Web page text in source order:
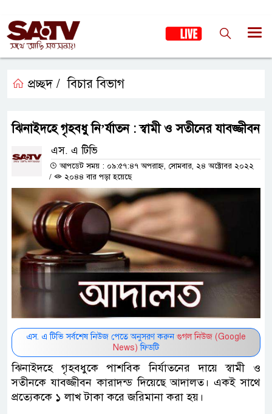
প্রচ্ছদ / বিচার বিভাগ
ঝিনাইদহে গৃহবধু নি’র্যাতন : স্বামী ও সতীনের যাবজ্জীবন
এস. এ টিভি
আপডেট সময় : ০৯:৫৭:৪৭ অপরাহ্ন, সোমবার, ২৪ অক্টোবর ২০২২
/
২০৪৪ বার পড়া হয়েছে
এস. এ টিভি সর্বশেষ নিউজ পেতে অনুসরণ করুন গুগল নিউজ (Google
News) ফিডটি
ঝিনাইদহে গৃহবধুকে পাশবিক নির্যাতনের দায়ে স্বামী ও
সতীনকে যাবজ্জীবন কারাদন্ড দিয়েছে আদালত। একই সাথে
প্রত্যেককে ১ লাখ টাকা করে জরিমানা করা হয়।